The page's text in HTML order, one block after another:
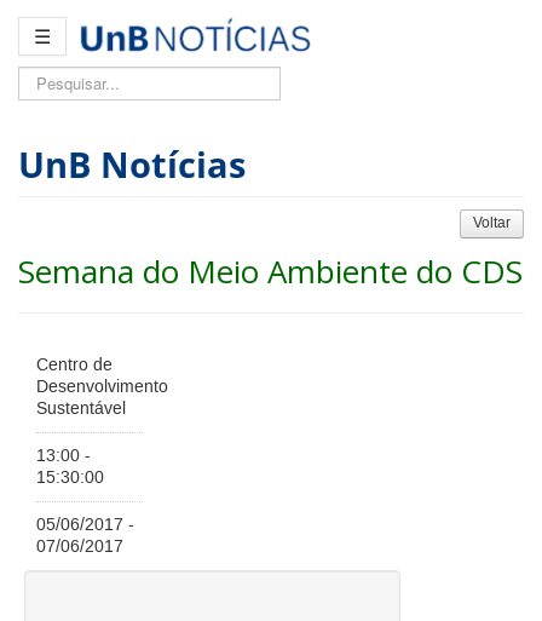
☰
Pesquisar...
UnB Notícias
Voltar
Semana do Meio Ambiente do CDS
Centro de
Desenvolvimento
Sustentável
13:00 -
15:30:00
05/06/2017 -
07/06/2017